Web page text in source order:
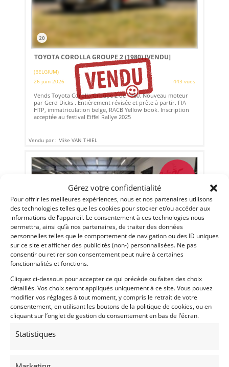
Gérez votre confidentialité
Pour offrir les meilleures expériences, nous et nos partenaires utilisons
des technologies telles que les cookies pour stocker et/ou accéder aux
informations de l’appareil. Le consentement à ces technologies nous
permettra, ainsi qu’à nos partenaires, de traiter des données
personnelles telles que le comportement de navigation ou des ID uniques
sur ce site et afficher des publicités (non-) personnalisées. Ne pas
consentir ou retirer son consentement peut nuire à certaines
fonctionnalités et fonctions.
Cliquez ci-dessous pour accepter ce qui précède ou faites des choix
détaillés. Vos choix seront appliqués uniquement à ce site. Vous pouvez
modifier vos réglages à tout moment, y compris le retrait de votre
consentement, en utilisant les boutons de la politique de cookies, ou en
cliquant sur l’onglet de gestion du consentement en bas de l’écran.
Statistiques
20
TOYOTA COROLLA GROUPE 2 (1980)[VENDU]
(BELGIUM)
26 juin 2026
443 vues
Vends Toyota Corolla Groupe 2 de 1980. Nouveau moteur
par Gerd Dicks . Entièrement révisée et prête à partir. FIA
HTP, immatriculation belge, RACB Yellow book. Inscription
acceptée au festival Eiffel Rallye 2025
Vendu par : Mike VAN THIEL
PEUGEOT 504 GR 4
(95) VAL-D'OISE
25 juin 2026
1 214 vues
Peugeot 504 Gr.4. Prix : Nous consulter pour achat ou